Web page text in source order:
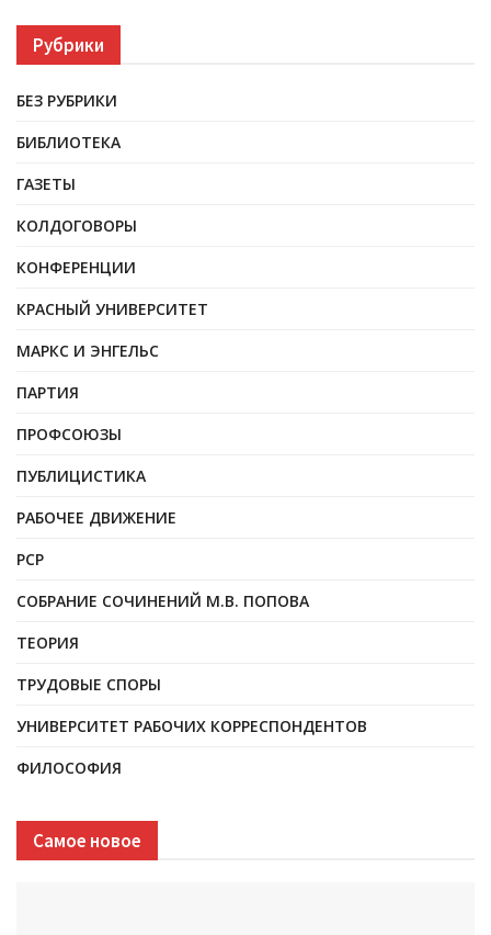
Рубрики
БЕЗ РУБРИКИ
БИБЛИОТЕКА
ГАЗЕТЫ
КОЛДОГОВОРЫ
КОНФЕРЕНЦИИ
КРАСНЫЙ УНИВЕРСИТЕТ
МАРКС И ЭНГЕЛЬС
ПАРТИЯ
ПРОФСОЮЗЫ
ПУБЛИЦИСТИКА
РАБОЧЕЕ ДВИЖЕНИЕ
РСР
СОБРАНИЕ СОЧИНЕНИЙ М.В. ПОПОВА
ТЕОРИЯ
ТРУДОВЫЕ СПОРЫ
УНИВЕРСИТЕТ РАБОЧИХ КОРРЕСПОНДЕНТОВ
ФИЛОСОФИЯ
Самое новое